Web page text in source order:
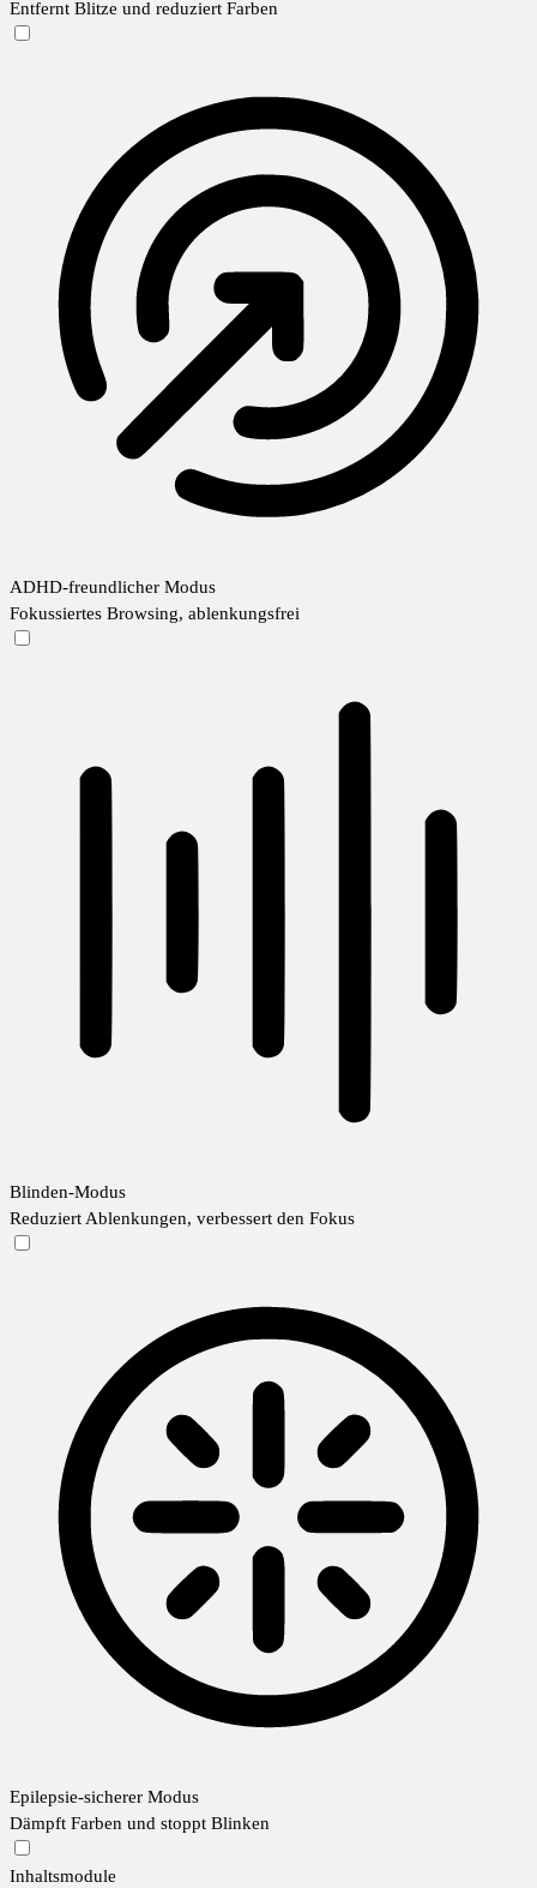
Entfernt Blitze und reduziert Farben
ADHD-freundlicher Modus
Fokussiertes Browsing, ablenkungsfrei
Blinden-Modus
Reduziert Ablenkungen, verbessert den Fokus
Epilepsie-sicherer Modus
Dämpft Farben und stoppt Blinken
Inhaltsmodule